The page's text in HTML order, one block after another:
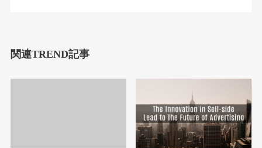
関連TREND記事